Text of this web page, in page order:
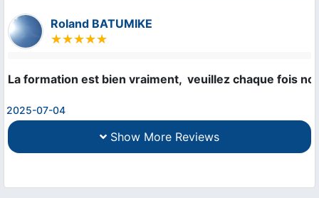
Roland BATUMIKE
La formation est bien vraiment,  veuillez chaque fois
2025-07-04
Show More Reviews